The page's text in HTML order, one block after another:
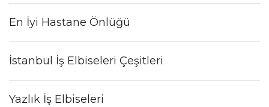
En İyi Hastane Önlüğü
İstanbul İş Elbiseleri Çeşitleri
Yazlık İş Elbiseleri